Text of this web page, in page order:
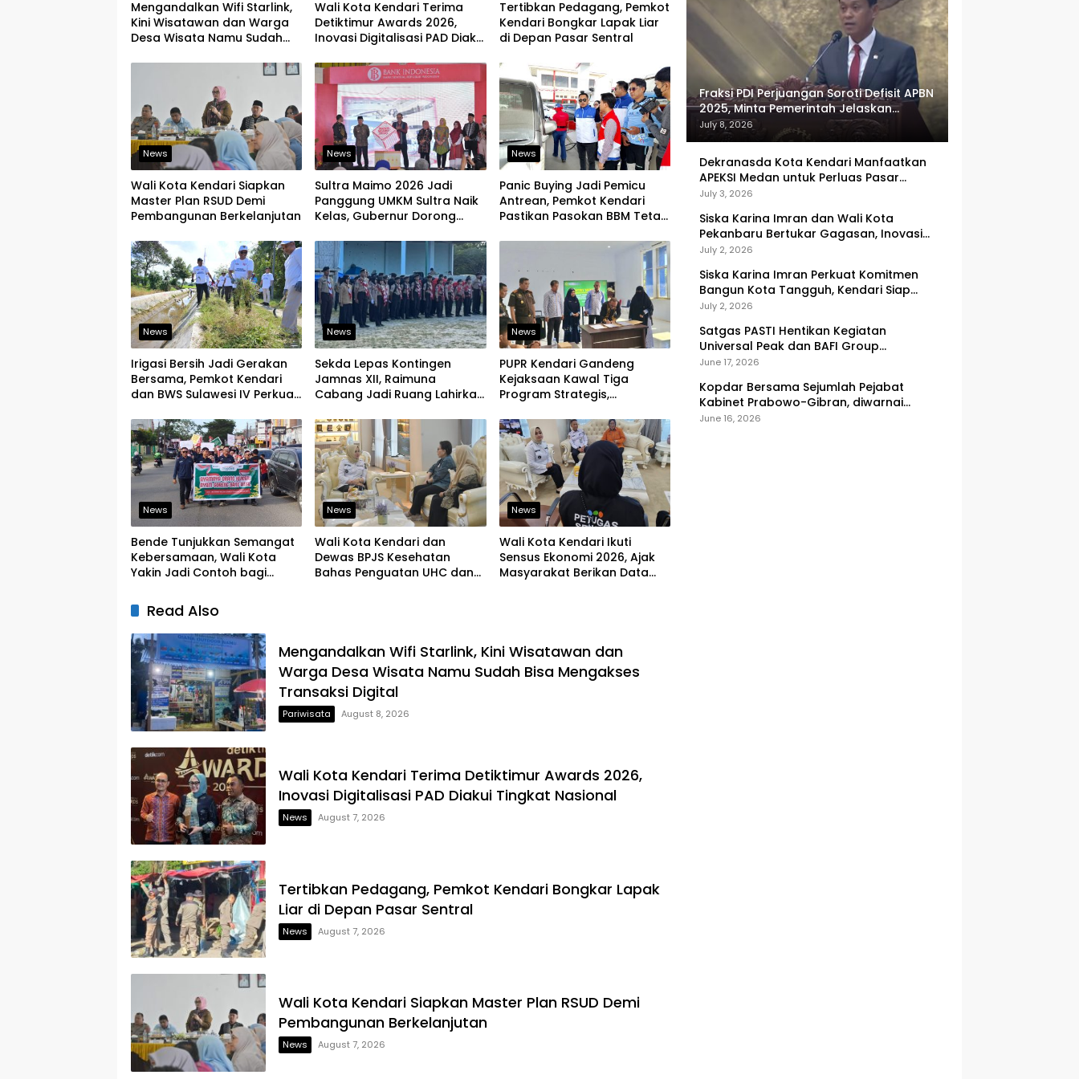
Mengandalkan Wifi Starlink,
Kini Wisatawan dan Warga
Desa Wisata Namu Sudah
Digital
Wali Kota Kendari Terima
Detiktimur Awards 2026,
Inovasi Digitalisasi PAD Diakui
Tertibkan Pedagang, Pemkot
Kendari Bongkar Lapak Liar
di Depan Pasar Sentral
News
Wali Kota Kendari Siapkan
Master Plan RSUD Demi
Pembangunan Berkelanjutan
News
Sultra Maimo 2026 Jadi
Panggung UMKM Sultra Naik
Kelas, Gubernur Dorong
Ekspor
News
Panic Buying Jadi Pemicu
Antrean, Pemkot Kendari
Pastikan Pasokan BBM Tetap
News
Irigasi Bersih Jadi Gerakan
Bersama, Pemkot Kendari
dan BWS Sulawesi IV Perkuat
News
Sekda Lepas Kontingen
Jamnas XII, Raimuna
Cabang Jadi Ruang Lahirkan
Pemimpin
News
PUPR Kendari Gandeng
Kejaksaan Kawal Tiga
Program Strategis,
Infrastruktur Berintegritas
News
Bende Tunjukkan Semangat
Kebersamaan, Wali Kota
Yakin Jadi Contoh bagi
News
Wali Kota Kendari dan
Dewas BPJS Kesehatan
Bahas Penguatan UHC dan
News
Wali Kota Kendari Ikuti
Sensus Ekonomi 2026, Ajak
Masyarakat Berikan Data
Read Also
Mengandalkan Wifi Starlink, Kini Wisatawan dan
Warga Desa Wisata Namu Sudah Bisa Mengakses
Transaksi Digital
Pariwisata August 8, 2026
Wali Kota Kendari Terima Detiktimur Awards 2026,
Inovasi Digitalisasi PAD Diakui Tingkat Nasional
News August 7, 2026
Tertibkan Pedagang, Pemkot Kendari Bongkar Lapak
Liar di Depan Pasar Sentral
News August 7, 2026
Wali Kota Kendari Siapkan Master Plan RSUD Demi
Pembangunan Berkelanjutan
News August 7, 2026
Fraksi PDI Perjuangan Soroti Defisit APBN
2025, Minta Pemerintah Jelaskan
Sejumlah Target yang Tak Tercapai
July 8, 2026
Dekranasda Kota Kendari Manfaatkan
APEKSI Medan untuk Perluas Pasar
UMKM, Tenun Lokal Jadi Primadona
July 3, 2026
Siska Karina Imran dan Wali Kota
Pekanbaru Bertukar Gagasan, Inovasi
Peningkatan PAD Jadi Fokus Diskusi
July 2, 2026
Siska Karina Imran Perkuat Komitmen
Bangun Kota Tangguh, Kendari Siap
Hadapi Tantangan Pangan dan
July 2, 2026
Satgas PASTI Hentikan Kegiatan
Universal Peak dan BAFI Group
Indonesia
June 17, 2026
Kopdar Bersama Sejumlah Pejabat
Kabinet Prabowo-Gibran, diwarnai
Kericuhan
June 16, 2026